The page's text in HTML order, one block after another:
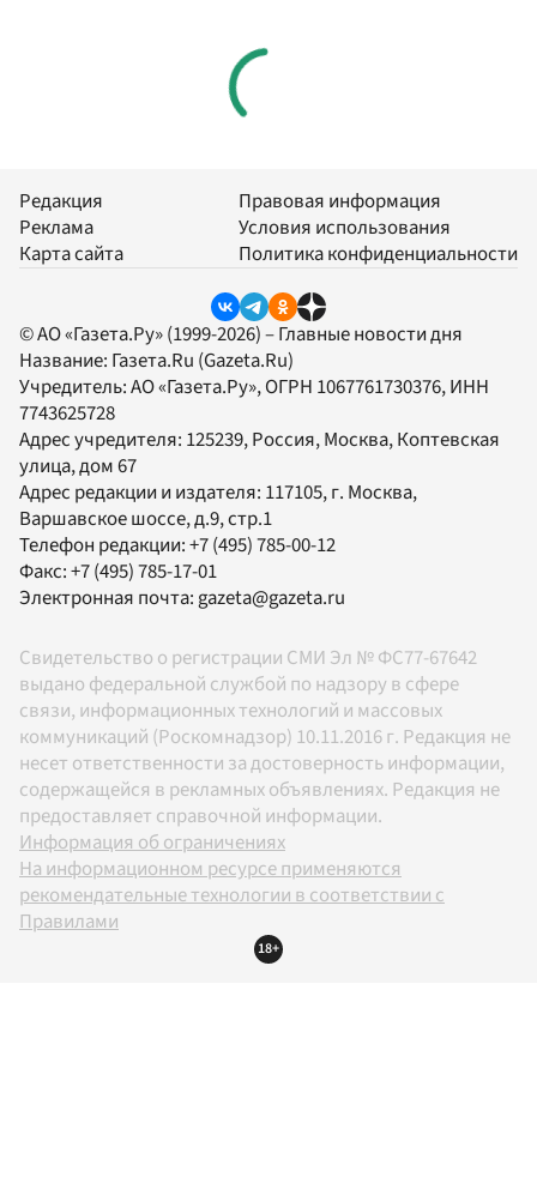
Редакция
Реклама
Карта сайта
Правовая информация
Условия использования
Политика конфиденциальности
© АО «Газета.Ру» (1999-2026) – Главные новости дня
Название: Газета.Ru (Gazeta.Ru)
Учредитель:АО «Газета.Ру», ОГРН 1067761730376, ИНН
7743625728
Адрес учредителя: 125239, Россия, Москва, Коптевская
улица, дом 67
Адрес редакции и издателя: 117105, г. Москва,
Варшавское шоссе, д.9, стр.1
Телефон редакции:+7 (495) 785-00-12
Факс:+7 (495) 785-17-01
Электронная почта: gazeta@gazeta.ru
Свидетельство о регистрации СМИ Эл № ФС77-67642
выдано федеральной службой по надзору в сфере
связи, информационных технологий и массовых
коммуникаций (Роскомнадзор) 10.11.2016 г. Редакция не
несет ответственности за достоверность информации,
содержащейся в рекламных объявлениях. Редакция не
предоставляет справочной информации.
Информация об ограничениях
На информационном ресурсе применяются
рекомендательные технологии в соответствии с
Правилами
18+